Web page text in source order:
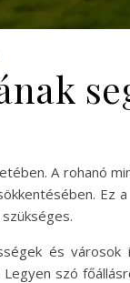
A rohanó
Ez
és
szó